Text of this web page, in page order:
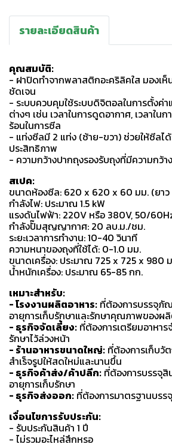
รายละเอียดสินค้า
คุณสมบัติ:
- ฝาปิดทำจากพลาสติกอะคริลิคใส มองเห็
ชัดเจน
- ระบบควบคุมใช้ระบบดิจิตอลในการตั้งค่า
ต่างๆ เช่น เวลาในการดูดอากาศ, เวลาใน
ร้อนในการซีล
- แท่งซีลมี 2 แท่ง (ซ้าย-ขวา) ช่วยให้ซีลได้
ประสิทธิภาพ
- ความกว้างปากถุงรองรับถุงที่มีความกว้า
สเปค:
ขนาดห้องซีล: 620 x 620 x 60 มม. (ยาว
กำลังไฟ: ประมาณ 1.5 kW
แรงดันไฟฟ้า: 220V หรือ 380V, 50/
กำลังปั๊มสุญญากาศ: 20 ลบ.ม./ชม.
ระยะเวลาการทำงาน: 10-40 วินาที
ความหนาของถุงที่ใช้ได้: 0-1.0 มม.
ขนาดเครื่อง: ประมาณ 725 x 725 x 980
น้ำหนักเครื่อง: ประมาณ 65-85 กก.
เหมาะสำหรับ:
- โรงงานผลิตอาหาร: ที่ต้องการบรรจุ
อายุการเก็บรักษาและรักษาคุณภาพของ
- ธุรกิจจัดเลี้ยง: ที่ต้องการเตรียมอาหาร
รักษาไว้ล่วงหน้า
- ร้านอาหารขนาดใหญ่: ที่ต้องการเก็บวั
สำเร็จรูปให้สดใหม่และนานขึ้น
- ธุรกิจค้าส่ง/ค้าปลีก: ที่ต้องการบรรจุสิ
อายุการเก็บรักษา
- ธุรกิจส่งออก: ที่ต้องการมาตรฐานบร
เงื่อนไขการรับประกัน:
- รับประกันสินค้า 1 ปี
- ไม่รวมอะไหล่สึกหรอ